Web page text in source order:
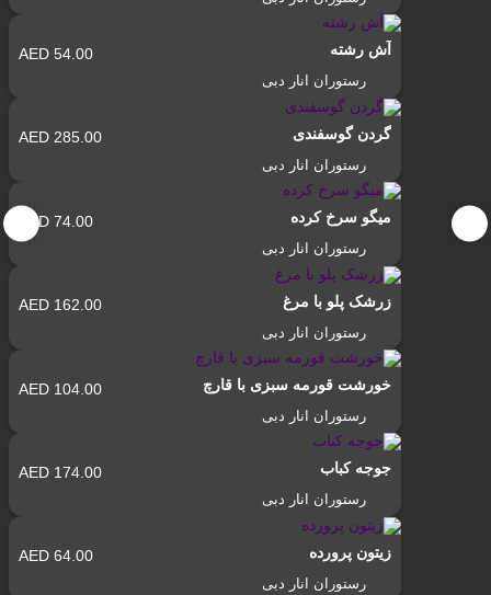
کنید. بهترین رستوران‌ها و پیشنهادات ویژه منتظر شما
هستند!»آش رشته 54.00 AED
رستوران انار دبی
گردن گوسفندی 285.00 AED
رستوران انار دبی
میگو سرخ کرده 74.00 AED
رستوران انار دبی
زرشک پلو با مرغ 162.00 AED
رستوران انار دبی
خورشت قورمه سبزی با قارچ 104.00 AED
رستوران انار دبی
جوجه کباب 174.00 AED
رستوران انار دبی
زیتون پرورده 64.00 AED
رستوران انار دبی